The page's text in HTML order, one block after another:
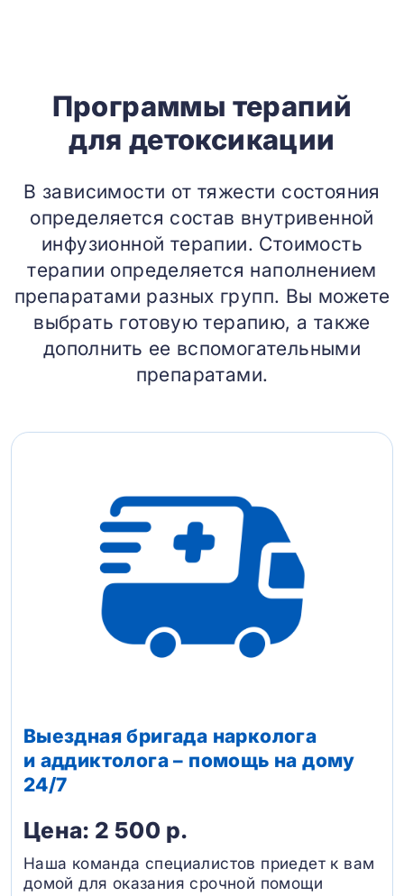
Программы терапий
для детоксикации
В зависимости от тяжести состояния
определяется состав внутривенной
инфузионной терапии. Стоимость
терапии определяется наполнением
препаратами разных групп. Вы можете
выбрать готовую терапию, а также
дополнить ее вспомогательными
препаратами.
Выездная бригада нарколога
и аддиктолога – помощь на дому
24/7
Цена: 2 500 р.
Наша команда специалистов приедет к вам
домой для оказания срочной помощи